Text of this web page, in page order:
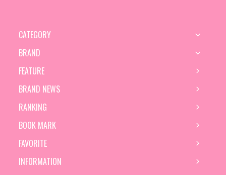
CATEGORY
BRAND
FEATURE
BRAND NEWS
RANKING
BOOK MARK
FAVORITE
INFORMATION